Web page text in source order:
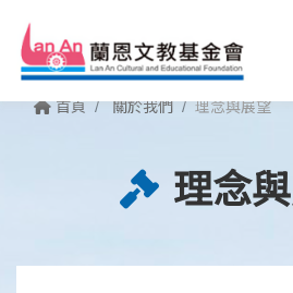
首頁 關於我們 理念與展望
理念